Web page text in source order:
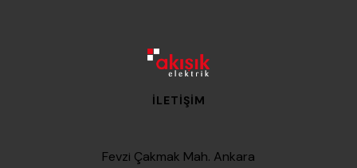
İLETIŞIM
Fevzi Çakmak Mah. Ankara